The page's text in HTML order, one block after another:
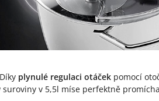
plynulé regulaci otáček pomocí
v 5,5l míse perfektně